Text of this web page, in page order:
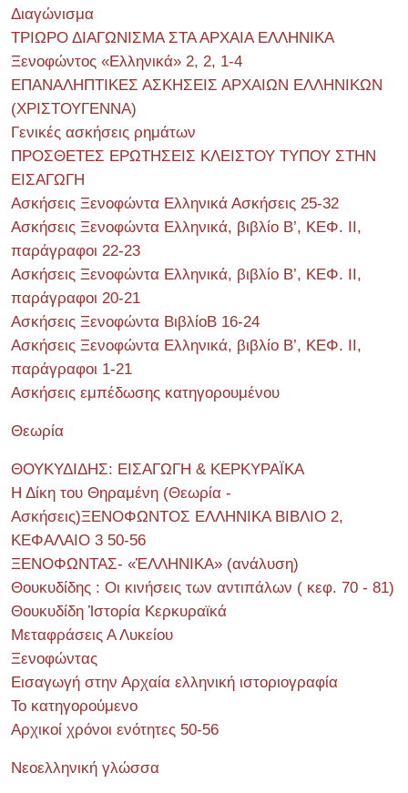
Διαγώνισμα
ΤΡΙΩΡΟ ΔΙΑΓΩΝΙΣΜΑ ΣΤΑ ΑΡΧΑΙΑ ΕΛΛΗΝΙΚΑ
Ξενοφώντος «Ελληνικά» 2, 2, 1-4
ΕΠΑΝΑΛΗΠΤΙΚΕΣ ΑΣΚΗΣΕΙΣ ΑΡΧΑΙΩΝ ΕΛΛΗΝΙΚΩΝ
(ΧΡΙΣΤΟΥΓΕΝΝΑ)
Γενικές ασκήσεις ρημάτων
ΠΡΟΣΘΕΤΕΣ ΕΡΩΤΗΣΕΙΣ ΚΛΕΙΣΤΟΥ ΤΥΠΟΥ ΣΤΗΝ
ΕΙΣΑΓΩΓΗ
Ασκήσεις Ξενοφώντα Ελληνικά Ασκήσεις 25-32
Ασκήσεις Ξενοφώντα Ελληνικά, βιβλίο Β’, ΚΕΦ. II,
παράγραφοι 22-23
Ασκήσεις Ξενοφώντα Ελληνικά, βιβλίο Β’, ΚΕΦ. II,
παράγραφοι 20-21
Ασκήσεις Ξενοφώντα ΒιβλίοΒ 16-24
Ασκήσεις Ξενοφώντα Ελληνικά, βιβλίο Β’, ΚΕΦ. II,
παράγραφοι 1-21
Ασκήσεις εμπέδωσης κατηγορουμένου
Θεωρία
ΘΟΥΚΥΔΙΔΗΣ: ΕΙΣΑΓΩΓΗ & ΚΕΡΚΥΡΑΪΚΑ
Η Δίκη του Θηραμένη (Θεωρία -
Ασκήσεις)ΞΕΝΟΦΩΝΤΟΣ ΕΛΛΗΝΙΚΑ ΒΙΒΛΙΟ 2,
ΚΕΦΑΛΑΙΟ 3 50-56
ΞΕΝΟΦΩΝΤΑΣ- «ἙΛΛΗΝΙΚΑ» (ανάλυση)
Θουκυδίδης : Οι κινήσεις των αντιπάλων ( κεφ. 70 - 81)
Θουκυδίδη Ἱστορία Κερκυραϊκά
Μεταφράσεις Α Λυκείου
Ξενοφώντας
Εισαγωγή στην Αρχαία ελληνική ιστοριογραφία
Το κατηγορούμενο
Αρχικοί χρόνοι ενότητες 50-56
Νεοελληνική γλώσσα